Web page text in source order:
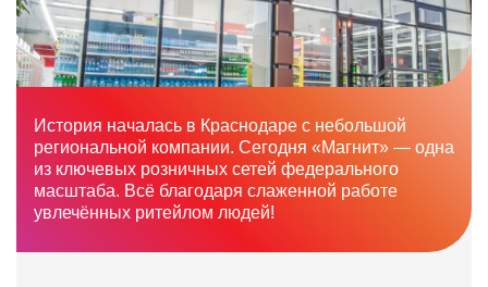
История началась в Краснодаре с небольшой
региональной компании. Сегодня «Магнит» — одна
из ключевых розничных сетей федерального
масштаба. Всё благодаря слаженной работе
увлечённых ритейлом людей!